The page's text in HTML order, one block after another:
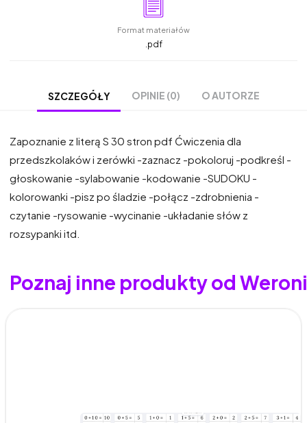
Format materiałów
.pdf
SZCZEGÓŁY OPINIE (0) O AUTORZE
Zapoznanie z literą S 30 stron pdf Ćwiczenia dla
przedszkolaków i zerówki -zaznacz -pokoloruj -podkreśl -
głoskowanie -sylabowanie -kodowanie -SUDOKU -
kolorowanki -pisz po śladzie -połącz -zdrobnienia -
czytanie -rysowanie -wycinanie -układanie słów z
rozsypanki itd.
Poznaj inne produkty od